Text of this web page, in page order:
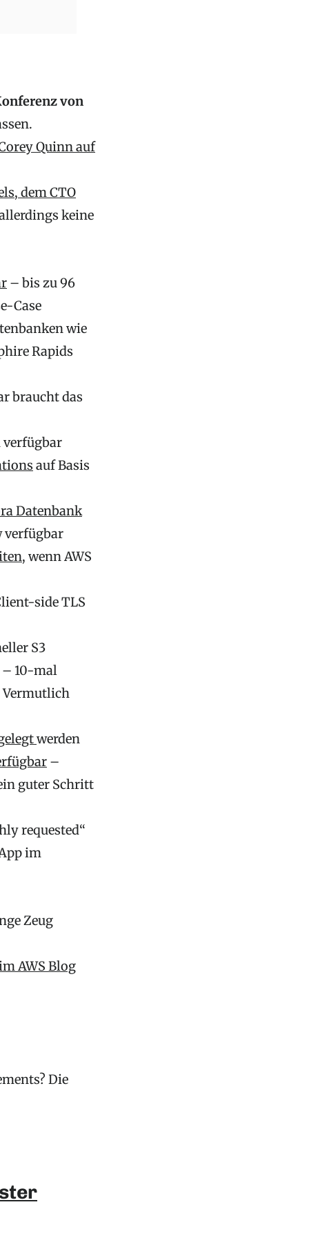
von
Quinn auf
dem CTO
keine
– bis zu 96
Case
wie
Rapids
braucht das
verfügbar
auf Basis
Datenbank
verfügbar
, wenn AWS
side TLS
S3
– 10-mal
Vermutlich
werden
–
guter Schritt
requested“
im
Zeug
AWS Blog
Die